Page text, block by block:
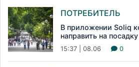
ПОТРЕБИТЕЛЬ
В приложении Soliq
направить на
15:37 | 08.06 0